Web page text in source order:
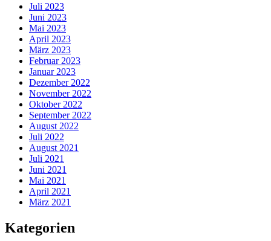
Juli 2023
Juni 2023
Mai 2023
April 2023
März 2023
Februar 2023
Januar 2023
Dezember 2022
November 2022
Oktober 2022
September 2022
August 2022
Juli 2022
August 2021
Juli 2021
Juni 2021
Mai 2021
April 2021
März 2021
Kategorien